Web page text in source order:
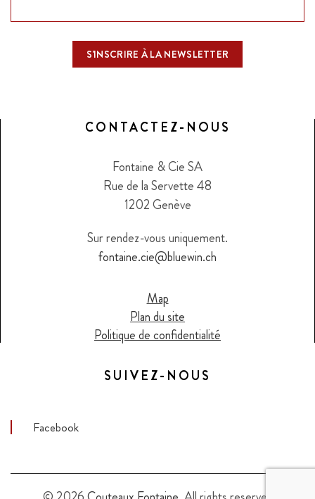
CONTACTEZ-NOUS
Fontaine & Cie SA
Rue de la Servette 48
1202 Genève
Sur rendez-vous uniquement.
fontaine.cie@bluewin.ch
Map
Plan du site
Politique de confidentialité
SUIVEZ-NOUS
Facebook